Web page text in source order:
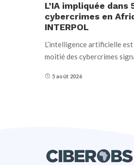
L’IA impliquée dans
cybercrimes en
INTERPOL
L’intelligence artificielle
moitié des cybercrimes
5 août 2026